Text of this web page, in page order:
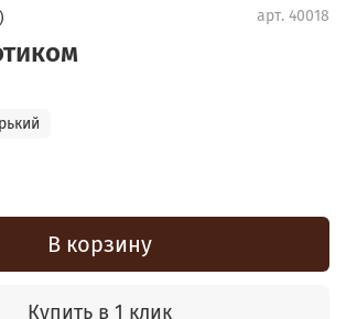
арт. 40018
В корзину
Купить в 1 клик